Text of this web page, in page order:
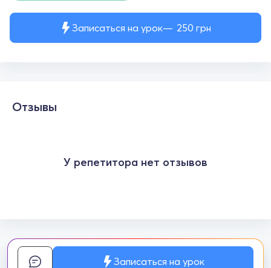
Записаться на урок 250 грн
Отзывы
У репетитора нет отзывов
Записаться на урок